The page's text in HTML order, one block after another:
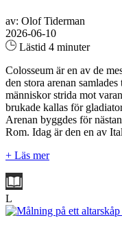
av: Olof Tiderman
2026-06-10
Lästid 4 minuter
Colosseum är en av de
den stora arenan
människor strida mot
brukade kallas för
Arenan byggdes för
Rom. Idag är den en av
+ Läs mer
L